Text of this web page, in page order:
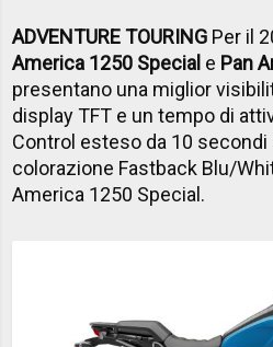
ADVENTURE TOURING Per il
America 1250 Special e Pan
presentano una miglior
display TFT e un tempo di
Control esteso da 10 secondi
colorazione Fastback Blu/
America 1250 Special.